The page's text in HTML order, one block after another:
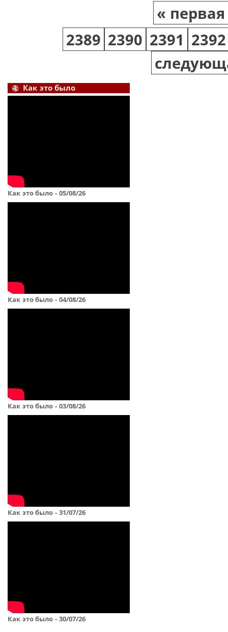
« первая
2389 2390 2391 2392
Как это было
Как это было - 05/08/26
Как это было - 04/08/26
Как это было - 03/08/26
Как это было - 31/07/26
Как это было - 30/07/26